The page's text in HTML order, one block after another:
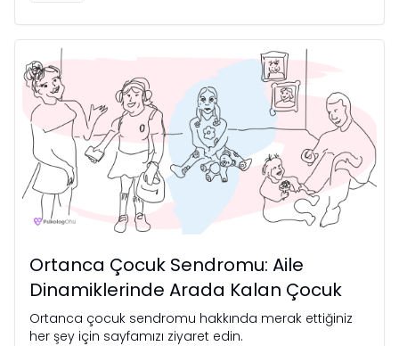
Ortanca Çocuk Sendromu: Aile
Dinamiklerinde Arada Kalan Çocuk
Ortanca çocuk sendromu hakkında merak ettiğiniz
her şey için sayfamızı ziyaret edin.